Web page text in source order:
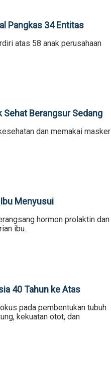
Pangkas 34 Entitas
atas 58 anak perusahaan
Sehat Berangsur Sedang
dan memakai masker
Menyusui
hormon prolaktin dan
ibu.
40 Tahun ke Atas
pada pembentukan tubuh
kekuatan otot, dan